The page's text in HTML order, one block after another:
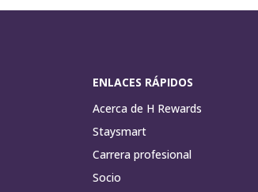
ENLACES RÁPIDOS
Acerca de H Rewards
Staysmart
Carrera profesional
Socio